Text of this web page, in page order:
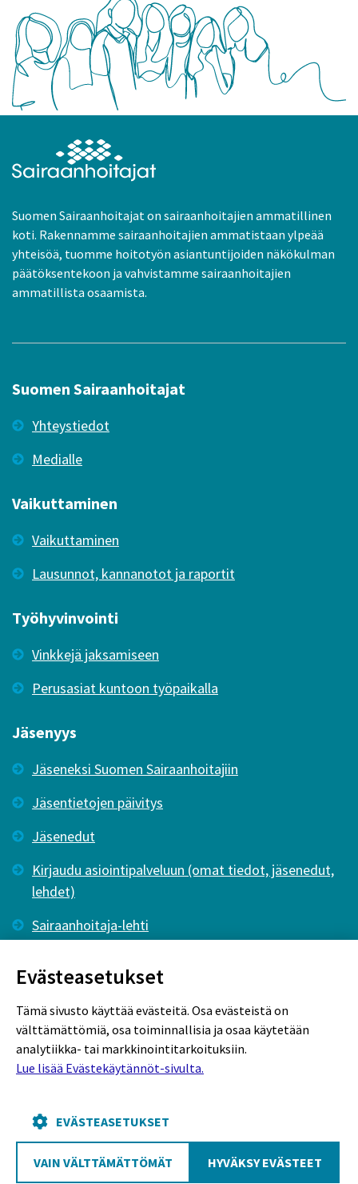
Suomen Sairaanhoitajat on sairaanhoitajien ammatillinen
koti. Rakennamme sairaanhoitajien ammatistaan ylpeää
yhteisöä, tuomme hoitotyön asiantuntijoiden näkökulman
päätöksentekoon ja vahvistamme sairaanhoitajien
ammatillista osaamista.
Suomen Sairaanhoitajat
Yhteystiedot
Medialle
Vaikuttaminen
Vaikuttaminen
Lausunnot, kannanotot ja raportit
Työhyvinvointi
Vinkkejä jaksamiseen
Perusasiat kuntoon työpaikalla
Jäsenyys
Jäseneksi Suomen Sairaanhoitajiin
Jäsentietojen päivitys
Jäsenedut
Kirjaudu asiointipalveluun (omat tiedot, jäsenedut,
lehdet)
Sairaanhoitaja-lehti
Evästekäytännöt
Evästeasetukset
Tämä sivusto käyttää evästeitä. Osa evästeistä on
välttämättömiä, osa toiminnallisia ja osaa käytetään
analytiikka- tai markkinointitarkoituksiin.
Lue lisää Evästekäytännöt-sivulta.
EVÄSTEASETUKSET
VAIN VÄLTTÄMÄTTÖMÄT HYVÄKSY EVÄSTEET